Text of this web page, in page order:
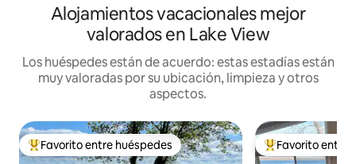
Alojamientos vacacionales mejor
valorados en Lake View
Los huéspedes están de acuerdo: estas estadías están
muy valoradas por su ubicación, limpieza y otros
aspectos.
Favorito entre huéspedes preferido
Favorito entre huéspedes Favorito entre
Favorito entre